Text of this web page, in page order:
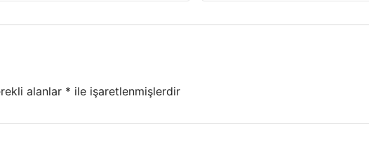
alanlar * ile işaretlenmişlerdir